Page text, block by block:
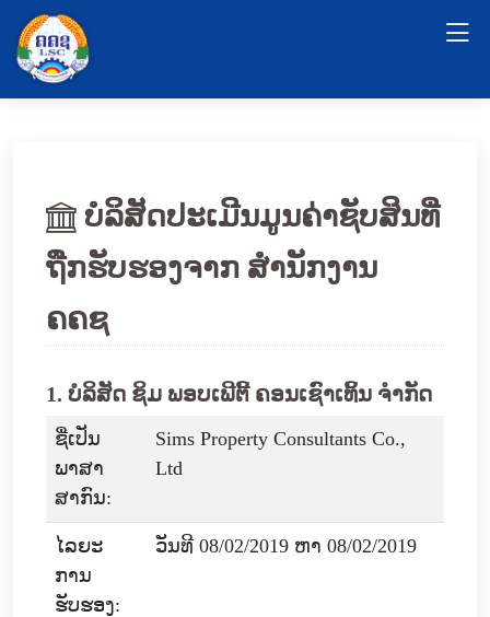
ບໍລິສັດປະເມີນມູນຄ່າຊັບສິນທີ່
ຖືກຮັບຮອງຈາກ ສໍານັກງານ
ຄຄຊ
1. ບໍລິສັດ ຊິມ ພອບເພີຕີ້ ຄອນເຊົາເທິ້ນ ຈໍາກັດ
ຊື່ເປັນ
ພາສາ
ສາກົນ:
Sims Property Consultants Co.,
Ltd
ໄລຍະ
ການ
ຮັບຮອງ:
ວັນທີ 08/02/2019 ຫາ 08/02/2019